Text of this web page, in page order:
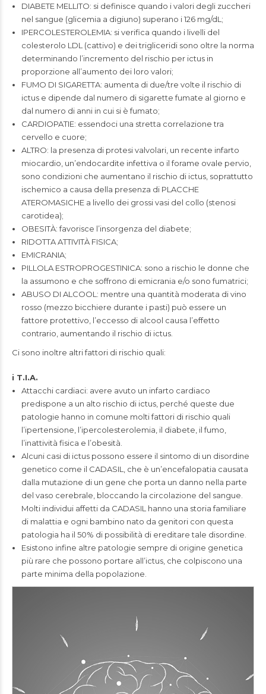
DIABETE MELLITO: si definisce quando i valori degli zuccheri
nel sangue (glicemia a digiuno) superano i 126 mg/dL;
IPERCOLESTEROLEMIA: si verifica quando i livelli del
colesterolo LDL (cattivo) e dei trigliceridi sono oltre la norma
determinando l’incremento del rischio per ictus in
proporzione all’aumento dei loro valori;
FUMO DI SIGARETTA: aumenta di due/tre volte il rischio di
ictus e dipende dal numero di sigarette fumate al giorno e
dal numero di anni in cui si è fumato;
CARDIOPATIE: essendoci una stretta correlazione tra
cervello e cuore;
ALTRO: la presenza di protesi valvolari, un recente infarto
miocardio, un’endocardite infettiva o il forame ovale pervio,
sono condizioni che aumentano il rischio di ictus, soprattutto
ischemico a causa della presenza di PLACCHE
ATEROMASICHE a livello dei grossi vasi del collo (stenosi
carotidea);
OBESITÀ: favorisce l’insorgenza del diabete;
RIDOTTA ATTIVITÀ FISICA;
EMICRANIA;
PILLOLA ESTROPROGESTINICA: sono a rischio le donne che
la assumono e che soffrono di emicrania e/o sono fumatrici;
ABUSO DI ALCOOL: mentre una quantità moderata di vino
rosso (mezzo bicchiere durante i pasti) può essere un
fattore protettivo, l’eccesso di alcool causa l’effetto
contrario, aumentando il rischio di ictus.
Ci sono inoltre altri fattori di rischio quali:
i T.I.A.
Attacchi cardiaci: avere avuto un infarto cardiaco
predispone a un alto rischio di ictus, perché queste due
patologie hanno in comune molti fattori di rischio quali
l’ipertensione, l’ipercolesterolemia, il diabete, il fumo,
l’inattività fisica e l’obesità.
Alcuni casi di ictus possono essere il sintomo di un disordine
genetico come il CADASIL, che è un’encefalopatia causata
dalla mutazione di un gene che porta un danno nella parte
del vaso cerebrale, bloccando la circolazione del sangue.
Molti individui affetti da CADASIL hanno una storia familiare
di malattia e ogni bambino nato da genitori con questa
patologia ha il 50% di possibilità di ereditare tale disordine.
Esistono infine altre patologie sempre di origine genetica
più rare che possono portare all’ictus, che colpiscono una
parte minima della popolazione.